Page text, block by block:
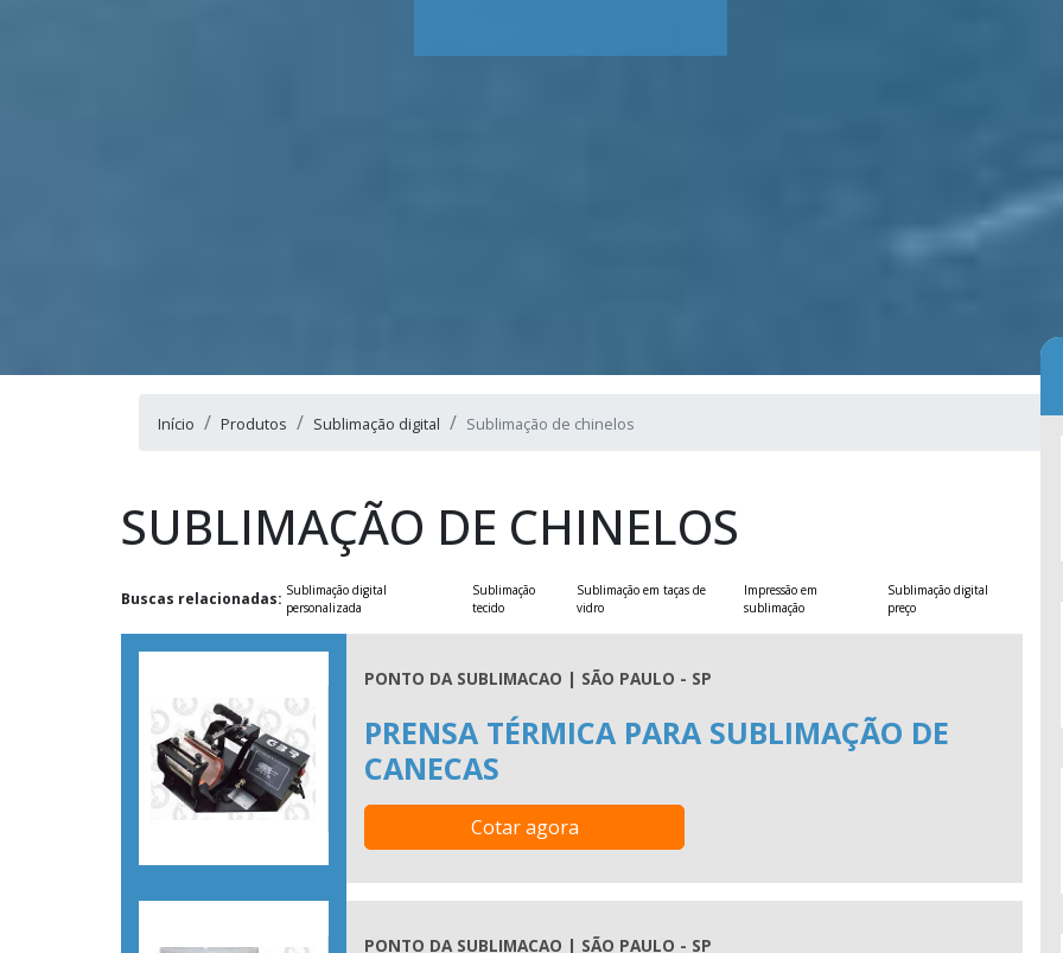
Início Produtos Sublimação digital Sublimação de chinelos
SUBLIMAÇÃO DE CHINELOS
Buscas relacionadas: Sublimação digital
personalizada
Sublimação
tecido
Sublimação em taças de
vidro
Impressão em
sublimação
Sublimação digital
preço
PONTO DA SUBLIMACAO | SÃO PAULO - SP
PRENSA TÉRMICA PARA SUBLIMAÇÃO DE
CANECAS
Cotar agora
PONTO DA SUBLIMACAO | SÃO PAULO - SP